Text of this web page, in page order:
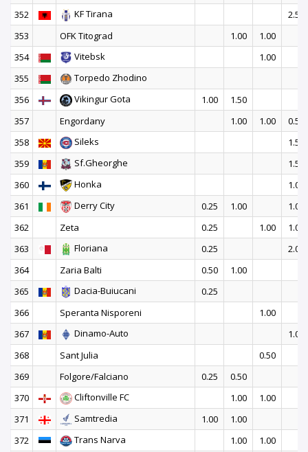
352
KF Tirana
2.50
353
OFK Titograd 1.00
1.00
354
Vitebsk
1.00
355
Torpedo Zhodino
356
Vikingur Gota 1.00
1.50
357
Engordany 1.00 1.00
0.50
358
Sileks
1.50
359
Sf.Gheorghe
1.50
360
Honka
1.00
361
Derry City 0.25 1.00
1.00
362
Zeta 0.25 1.00
1.00
363
Floriana 0.25
2.00
364
Zaria Balti 0.50
1.00
365
Dacia-Buiucani
0.25
366
Speranta Nisporeni
1.00
367
Dinamo-Auto
1.00
368
Sant Julia
0.50
369
Folgore/Falciano 0.25
0.50
370
Cliftonville FC 1.00
1.00
371
Samtredia 1.00
1.00
372
Trans Narva 1.00
1.00